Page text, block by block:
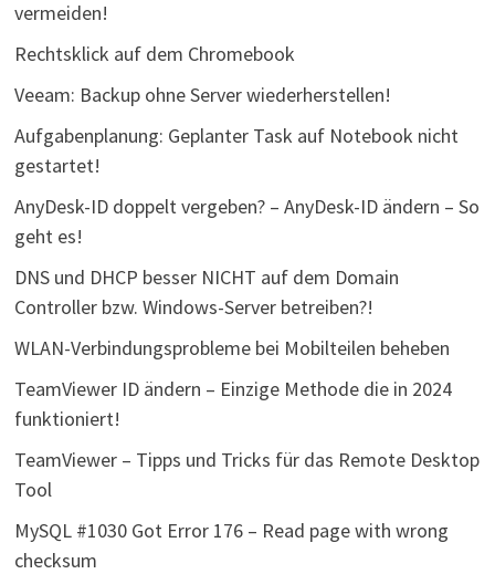
vermeiden!
Rechtsklick auf dem Chromebook
Veeam: Backup ohne Server wiederherstellen!
Aufgabenplanung: Geplanter Task auf Notebook nicht
gestartet!
AnyDesk-ID doppelt vergeben? – AnyDesk-ID ändern – So
geht es!
DNS und DHCP besser NICHT auf dem Domain
Controller bzw. Windows-Server betreiben?!
WLAN-Verbindungsprobleme bei Mobilteilen beheben
TeamViewer ID ändern – Einzige Methode die in 2024
funktioniert!
TeamViewer – Tipps und Tricks für das Remote Desktop
Tool
MySQL #1030 Got Error 176 – Read page with wrong
checksum